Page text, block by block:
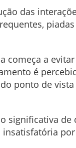
das
começa a
é
ponto de
significativa